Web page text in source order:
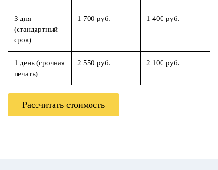
3 дня
(стандартный
срок)
1 700 руб. 1 400 руб.
1 день (срочная
печать)
2 550 руб. 2 100 руб.
Рассчитать стоимость